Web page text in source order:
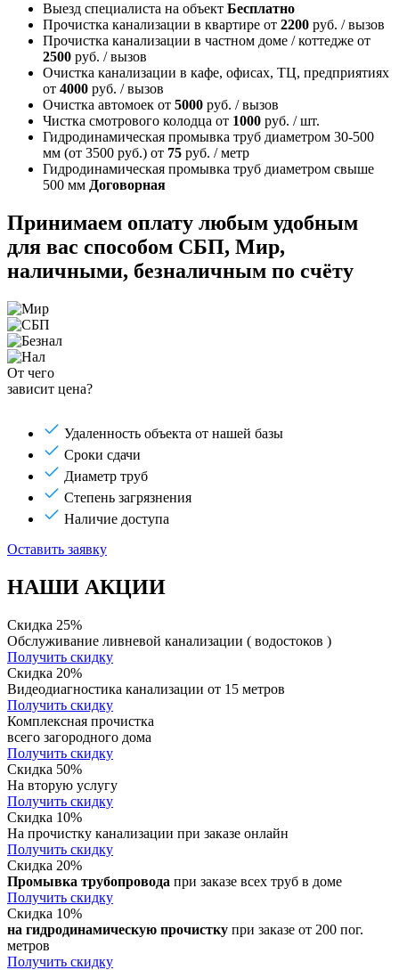
Выезд специалиста на объект Бесплатно
Прочистка канализации в квартире от 2200 руб. / вызов
Прочистка канализации в частном доме / коттедже от
2500 руб. / вызов
Очистка канализации в кафе, офисах, ТЦ, предприятиях
от 4000 руб. / вызов
Очистка автомоек от 5000 руб. / вызов
Чистка смотрового колодца от 1000 руб. / шт.
Гидродинамическая промывка труб диаметром 30-500
мм (от 3500 руб.) от 75 руб. / метр
Гидродинамическая промывка труб диаметром свыше
500 мм Договорная
Принимаем оплату любым удобным
для вас способом СБП, Мир,
наличными, безналичным по счёту
От чего
зависит цена?
Удаленность объекта от нашей базы
Сроки сдачи
Диаметр труб
Степень загрязнения
Наличие доступа
Оставить заявку
НАШИ АКЦИИ
Скидка 25%
Обслуживание ливневой канализации ( водостоков )
Получить скидку
Скидка 20%
Видеодиагностика канализации от 15 метров
Получить скидку
Комплексная прочистка
всего загородного дома
Получить скидку
Скидка 50%
На вторую услугу
Получить скидку
Скидка 10%
На прочистку канализации при заказе онлайн
Получить скидку
Скидка 20%
Промывка трубопровода при заказе всех труб в доме
Получить скидку
Скидка 10%
на гидродинамическую прочистку при заказе от 200 пог.
метров
Получить скидку